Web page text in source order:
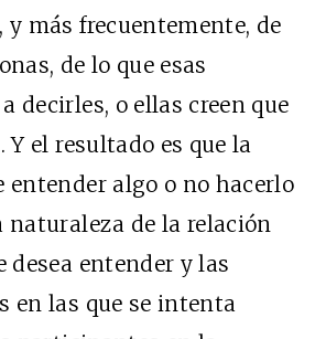
más frecuentemente, de
de lo que esas
decirles, o ellas creen que
Y el resultado es que la
entender algo o no hacerlo
naturaleza de la relación
desea entender y las
en las que se intenta